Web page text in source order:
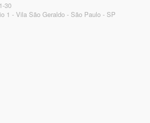
30
1 - Vila São Geraldo - São Paulo - SP